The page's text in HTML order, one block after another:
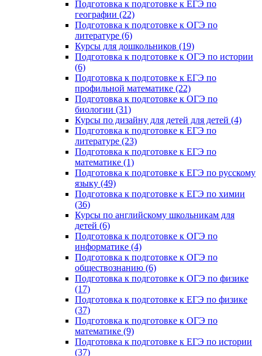
Подготовка к подготовке к ЕГЭ по
географии (22)
Подготовка к подготовке к ОГЭ по
литературе (6)
Курсы для дошкольников (19)
Подготовка к подготовке к ОГЭ по истории
(6)
Подготовка к подготовке к ЕГЭ по
профильной математике (22)
Подготовка к подготовке к ОГЭ по
биологии (31)
Курсы по дизайну для детей для детей (4)
Подготовка к подготовке к ЕГЭ по
литературе (23)
Подготовка к подготовке к ЕГЭ по
математике (1)
Подготовка к подготовке к ЕГЭ по русскому
языку (49)
Подготовка к подготовке к ЕГЭ по химии
(36)
Курсы по английскому школьникам для
детей (6)
Подготовка к подготовке к ОГЭ по
информатике (4)
Подготовка к подготовке к ОГЭ по
обществознанию (6)
Подготовка к подготовке к ОГЭ по физике
(17)
Подготовка к подготовке к ЕГЭ по физике
(37)
Подготовка к подготовке к ОГЭ по
математике (9)
Подготовка к подготовке к ЕГЭ по истории
(37)